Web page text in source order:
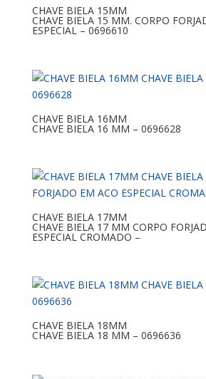
CHAVE BIELA 15MM
CHAVE BIELA 15 MM. CORPO
ESPECIAL – 0696610
CHAVE BIELA 16MM
CHAVE BIELA 16 MM – 0696628
CHAVE BIELA 17MM
CHAVE BIELA 17 MM CORPO
ESPECIAL CROMADO –
CHAVE BIELA 18MM
CHAVE BIELA 18 MM – 0696636